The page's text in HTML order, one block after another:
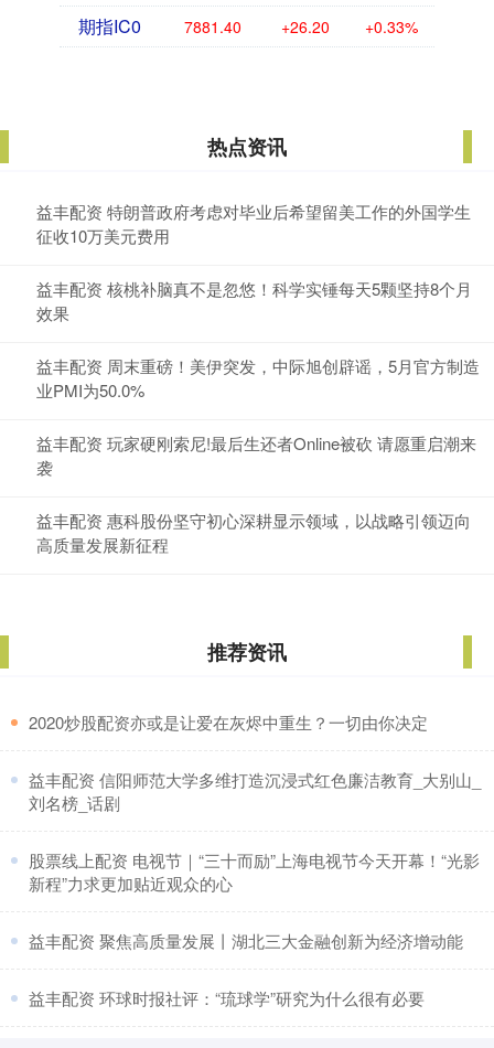
期指IC0 7881.40 +26.20 +0.33%
热点资讯
益丰配资 特朗普政府考虑对毕业后希望留美工作的外国学生
征收10万美元费用
益丰配资 核桃补脑真不是忽悠！科学实锤每天5颗坚持8个月
效果
益丰配资 周末重磅！美伊突发，中际旭创辟谣，5月官方制造
业PMI为50.0%
益丰配资 玩家硬刚索尼!最后生还者Online被砍 请愿重启潮来
袭
益丰配资 惠科股份坚守初心深耕显示领域，以战略引领迈向
高质量发展新征程
推荐资讯
​2020炒股配资亦或是让爱在灰烬中重生？一切由你决定
​益丰配资 信阳师范大学多维打造沉浸式红色廉洁教育_大别山_
刘名榜_话剧
​股票线上配资 电视节｜“三十而励”上海电视节今天开幕！“光影
新程”力求更加贴近观众的心
​益丰配资 聚焦高质量发展丨湖北三大金融创新为经济增动能
​益丰配资 环球时报社评：“琉球学”研究为什么很有必要